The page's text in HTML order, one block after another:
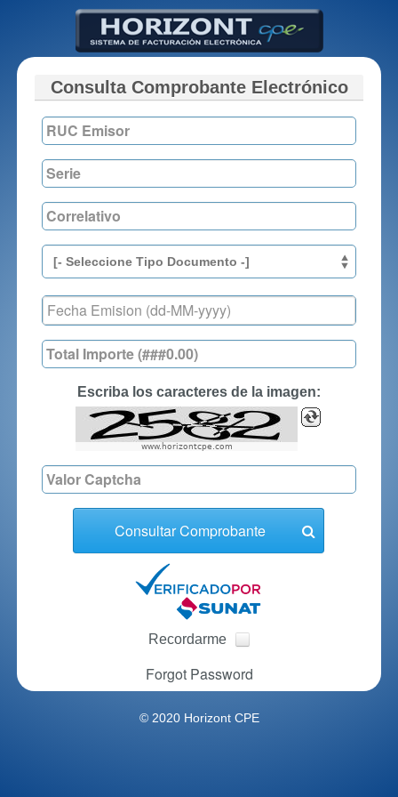
Consulta Comprobante Electrónico
Escriba los caracteres de la imagen:
www.horizontcpe.com
Consultar Comprobante
Recordarme
Forgot Password
© 2020 Horizont CPE